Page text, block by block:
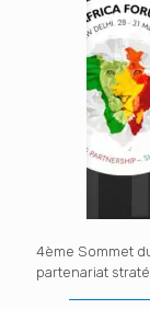
4ème Sommet
partenariat